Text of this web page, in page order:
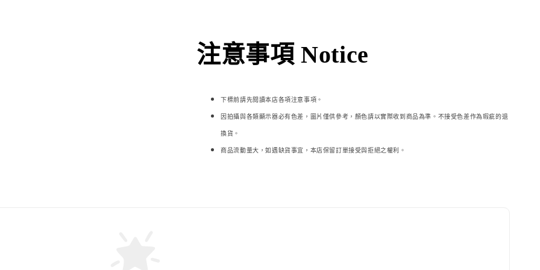
注意事項 Notice
下標前請先閱讀本店各項注意事項。
因拍攝與各類顯示器必有色差，圖片僅供參考，顏色請以實際收到商品為準。不接受色差作為瑕疵的退
換貨。
商品流動量大，如遇缺貨事宜，本店保留訂單接受與拒絕之權利。